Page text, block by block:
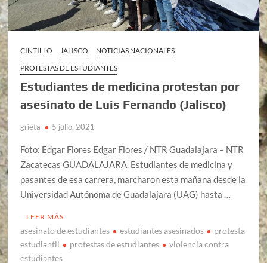
CINTILLO JALISCO
NOTICIAS NACIONALES
PROTESTAS DE ESTUDIANTES
Estudiantes de medicina protestan por
asesinato de Luis Fernando (Jalisco)
grieta 5 julio, 2021
Foto: Edgar Flores Edgar Flores / NTR Guadalajara – NTR
Zacatecas GUADALAJARA. Estudiantes de medicina y
pasantes de esa carrera, marcharon esta mañana desde la
Universidad Autónoma de Guadalajara (UAG) hasta …
LEER MÁS
asesinato de estudiantes estudiantes asesinados
protesta
estudiantil
protestas de estudiantes
violencia contra
estudiantes